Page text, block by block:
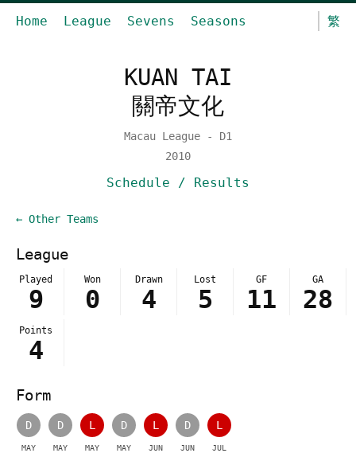
Home League Sevens Seasons 繁
KUAN TAI
關帝文化
Macau League - D1
2010
Schedule / Results
← Other Teams
League
Played
9
Won
0
Drawn
4
Lost
5
GF
11
GA
28
Points
4
Form
D
MAY
D
MAY
L
MAY
D
MAY
L
JUN
D
JUN
L
JUL